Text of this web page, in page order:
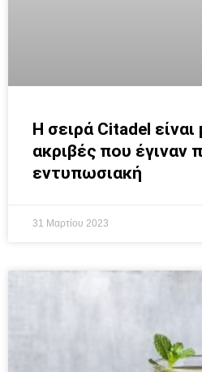
H σειρά Citadel
ακριβές που έγιναν
εντυπωσιακή
31 Μαρτίου 2023